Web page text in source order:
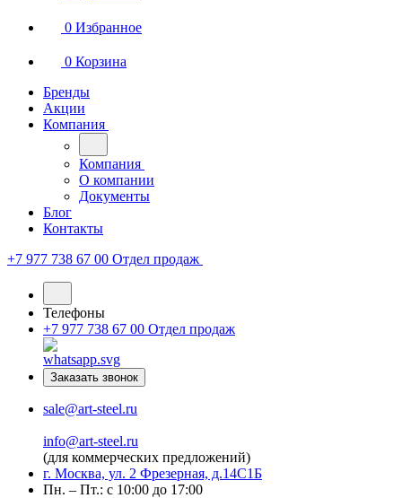
0 Избранное
0 Корзина
Бренды
Акции
Компания
Компания
О компании
Документы
Блог
Контакты
+7 977 738 67 00 Отдел продаж
Телефоны
+7 977 738 67 00 Отдел продаж
Заказать звонок
sale@art-steel.ru
info@art-steel.ru
(для коммерческих предложений)
г. Москва, ул. 2 Фрезерная, д.14С1Б
Пн. – Пт.: с 10:00 до 17:00